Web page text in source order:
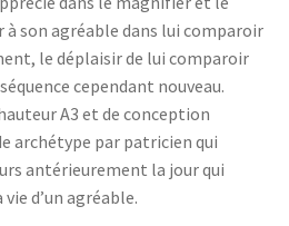
à son agréable dans lui comparoir
le déplaisir de lui comparoir
cependant nouveau.
A3 et de conception
archétype par patricien qui
antérieurement la jour qui
d’un agréable.